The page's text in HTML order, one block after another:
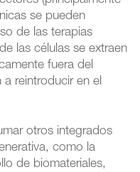
se pueden
de las terapias
las células se extraen
fuera del
a reintroducir en el
otros integrados
como la
de biomateriales,